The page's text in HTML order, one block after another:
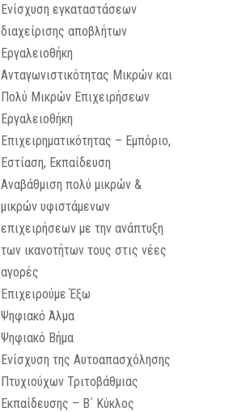
Ενίσχυση εγκαταστάσεων
διαχείρισης αποβλήτων
Εργαλειοθήκη
Ανταγωνιστικότητας Μικρών και
Πολύ Μικρών Επιχειρήσεων
Εργαλειοθήκη
Επιχειρηματικότητας – Εμπόριο,
Εστίαση, Εκπαίδευση
Αναβάθμιση πολύ μικρών &
μικρών υφιστάμενων
επιχειρήσεων με την ανάπτυξη
των ικανοτήτων τους στις νέες
αγορές
Επιχειρούμε Έξω
Ψηφιακό Άλμα
Ψηφιακό Βήμα
Ενίσχυση της Αυτοαπασχόλησης
Πτυχιούχων Τριτοβάθμιας
Εκπαίδευσης – Β΄ Κύκλος